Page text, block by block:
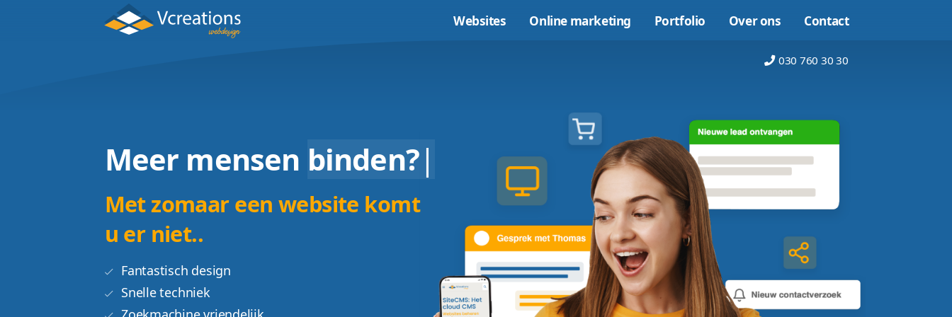
Meer mensenbinden?|
Met zomaar een website komt
u er niet..
Websites Online marketing Portfolio